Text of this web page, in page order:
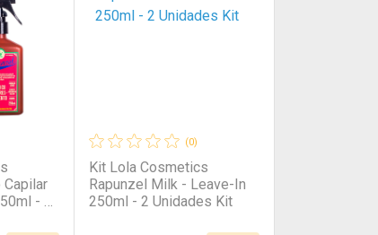
Capilar
- 2
(0)
Kit Lola Cosmetics
Rapunzel Milk - Leave-In
250ml - 2 Unidades Kit